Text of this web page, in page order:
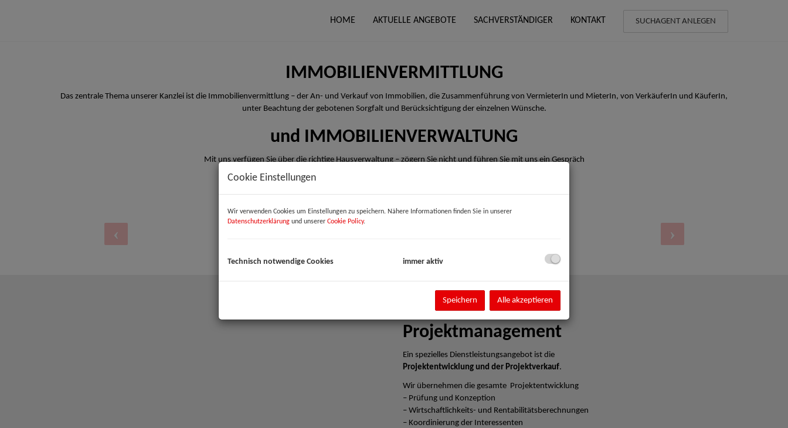
HOME AKTUELLE ANGEBOTE SACHVERSTÄNDIGER KONTAKT SUCHAGENT ANLEGEN
IMMOBILIENVERMITTLUNG
Das zentrale Thema unserer Kanzlei ist die Immobilienvermittlung – der An- und Verkauf von Immobilien, die Zusammenführung von VermieterIn und MieterIn, von VerkäuferIn und KäuferIn,
unter Beachtung der gebotenen Sorgfalt und Berücksichtigung der einzelnen Wünsche.
und IMMOBILIENVERWALTUNG
Mit uns verfügen Sie über die richtige Hausverwaltung – zögern Sie nicht und führen Sie mit uns ein Gespräch
Projektmanagement
Ein spezielles Dienstleistungsangebot ist die
Projektentwicklung und der Projektverkauf.
Wir übernehmen die gesamte Projektentwicklung
– Prüfung und Konzeption
– Wirtschaftlichkeits- und Rentabilitätsberechnungen
– Koordinierung der Interessenten
Cookie Einstellungen
Wir verwenden Cookies um Einstellungen zu speichern. Nähere Informationen finden Sie in unserer
Datenschutzerklärung und unserer Cookie Policy.
Technisch notwendige Cookies immer aktiv
Speichern Alle akzeptieren